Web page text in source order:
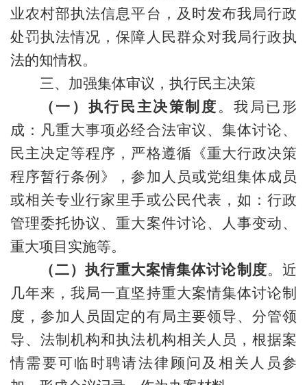
业农村部执法信息平台，及时发布我局行政
处罚执法情况，保障人民群众对我局行政执
法的知情权。
三、加强集体审议，执行民主决策
（一）执行民主决策制度 。我局已形
成：凡重大事项必经合法审议、集体讨论、
民主决定等程序，严格遵循《重大行政决策
程序暂行条例》，参加人员或党组集体成员
或相关专业行家里手或公民代表，如：行政
管理委托协议、重大案件讨论、人事变动、
重大项目实施等。
（二）执行重大案情集体讨论制度。近
几年来，我局一直坚持重大案情集体讨论制
度，参加人员固定的有局主要领导、分管领
导、法制机构和执法机构相关人员，根据案
情需要可临时聘请法律顾问及相关人员参